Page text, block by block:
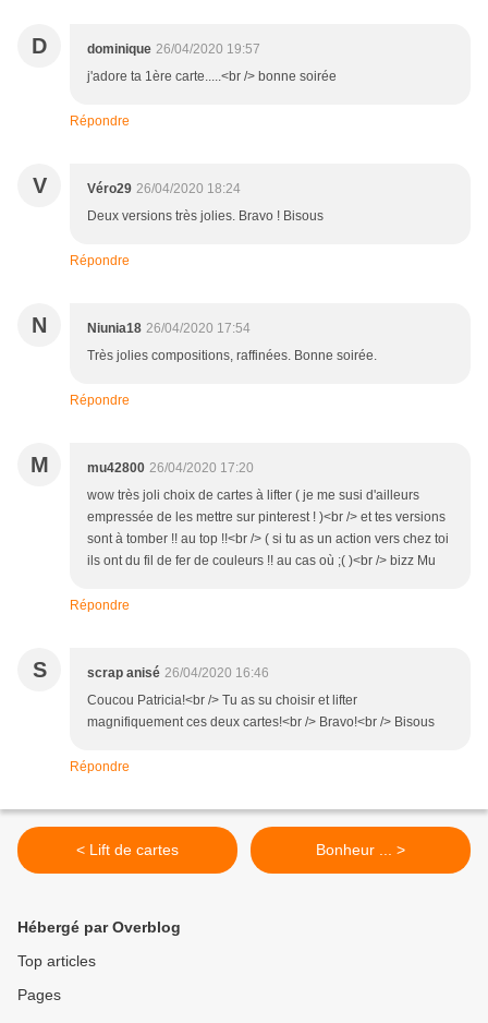
D dominique 26/04/2020 19:57
j'adore ta 1ère carte.....<br /> bonne soirée
Répondre
V Véro29 26/04/2020 18:24
Deux versions très jolies. Bravo ! Bisous
Répondre
N Niunia18 26/04/2020 17:54
Très jolies compositions, raffinées. Bonne soirée.
Répondre
M mu42800 26/04/2020 17:20
wow très joli choix de cartes à lifter ( je me susi d'ailleurs
empressée de les mettre sur pinterest ! )<br /> et tes versions
sont à tomber !! au top !!<br /> ( si tu as un action vers chez toi
ils ont du fil de fer de couleurs !! au cas où ;( )<br /> bizz Mu
Répondre
S scrap anisé 26/04/2020 16:46
Coucou Patricia!<br /> Tu as su choisir et lifter
magnifiquement ces deux cartes!<br /> Bravo!<br /> Bisous
Répondre
< Lift de cartes Bonheur ... >
Hébergé par Overblog
Top articles
Pages